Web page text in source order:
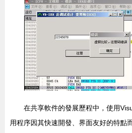
在共享軟件的發展歷程中，使用
用程序因其快速開發、界面友好的特點